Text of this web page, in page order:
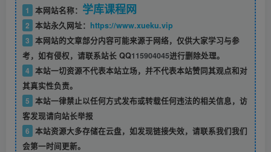
1 本网站名称： 学库课程网
2 本站永久网址： https://www.xueku.vip
3 本网站的文章部分内容可能来源于网络，仅供大家学习与参
考，如有侵权，请联系站长 QQ115904045进行删除处理。
4 本站一切资源不代表本站立场，并不代表本站赞同其观点和对
其真实性负责。
5 本站一律禁止以任何方式发布或转载任何违法的相关信息，访
客发现请向站长举报
6 本站资源大多存储在云盘，如发现链接失效，请联系我们我们
会第一时间更新。